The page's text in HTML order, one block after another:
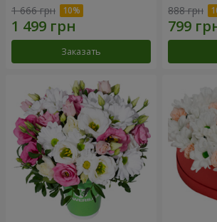
1 666 грн
Заказать
888 грн